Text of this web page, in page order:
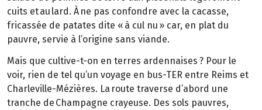
cuits et au lard. À ne pas confondre avec la cacasse,
fricassée de patates dite « à cul nu » car, en plat du
pauvre, servie à l’origine sans viande.
Mais que cultive-t-on en terres ardennaises ? Pour le
voir, rien de tel qu’un voyage en bus-TER entre Reims et
Charleville-Mézières. La route traverse d’abord une
tranche de Champagne crayeuse. Des sols pauvres,